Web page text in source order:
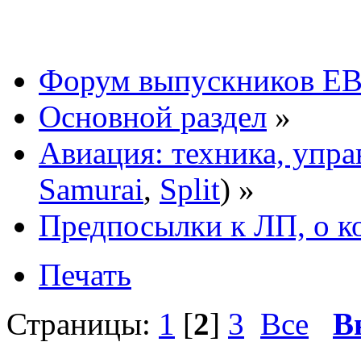
Форум выпускников
Основной раздел »
Авиация: техника,
Samurai, Split) »
Предпосылки к ЛП, о
Печать
Страницы: 1 [2] 3 Все